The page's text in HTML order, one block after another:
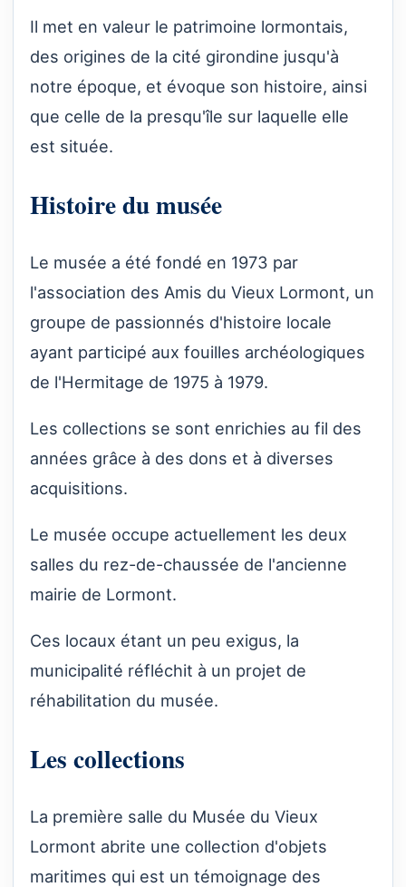
Il met en valeur le patrimoine lormontais,
des origines de la cité girondine jusqu'à
notre époque, et évoque son histoire, ainsi
que celle de la presqu'île sur laquelle elle
est située.
Histoire du musée
Le musée a été fondé en 1973 par
l'association des Amis du Vieux Lormont, un
groupe de passionnés d'histoire locale
ayant participé aux fouilles archéologiques
de l'Hermitage de 1975 à 1979.
Les collections se sont enrichies au fil des
années grâce à des dons et à diverses
acquisitions.
Le musée occupe actuellement les deux
salles du rez-de-chaussée de l'ancienne
mairie de Lormont.
Ces locaux étant un peu exigus, la
municipalité réfléchit à un projet de
réhabilitation du musée.
Les collections
La première salle du Musée du Vieux
Lormont abrite une collection d'objets
maritimes qui est un témoignage des